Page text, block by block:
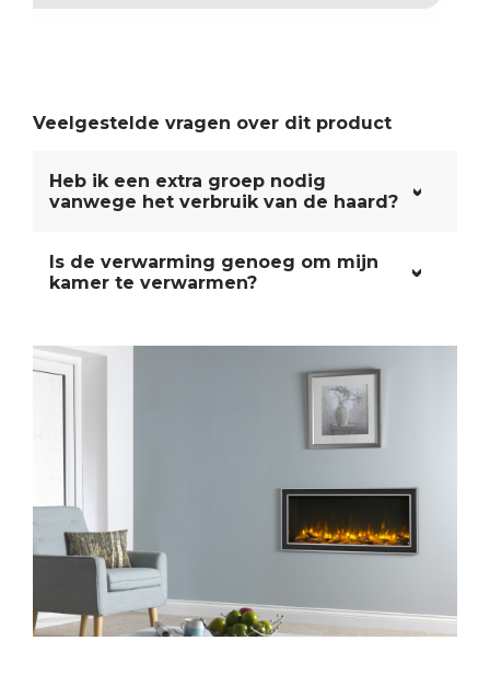
Veelgestelde vragen over dit product
Heb ik een extra groep nodig
vanwege het verbruik van de haard?
Is de verwarming genoeg om mijn
kamer te verwarmen?